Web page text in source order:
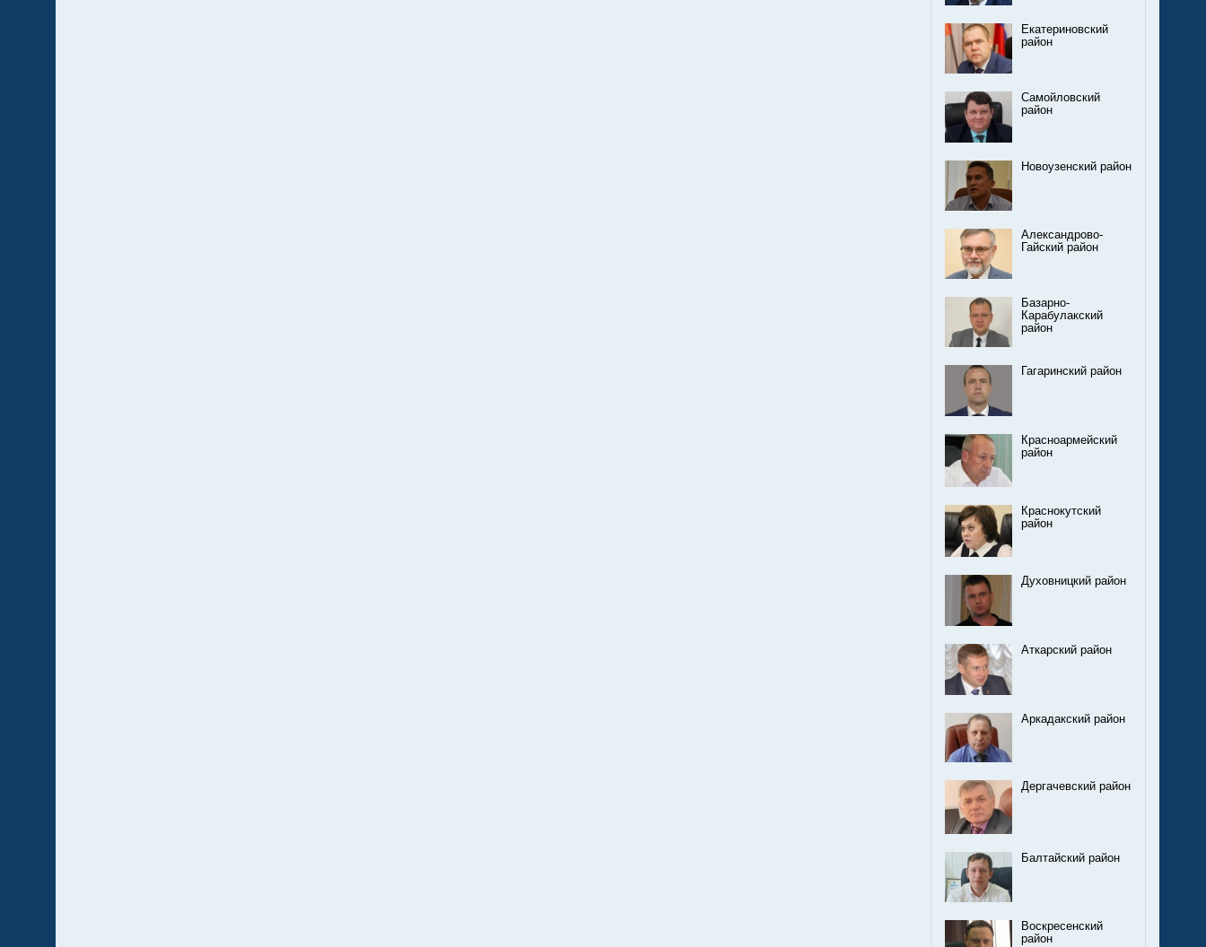
Екатериновский
район
Самойловский
район
Новоузенский район
Александрово-
Гайский район
Базарно-
Карабулакский
район
Гагаринский район
Красноармейский
район
Краснокутский
район
Духовницкий район
Аткарский район
Аркадакский район
Дергачевский район
Балтайский район
Воскресенский
район